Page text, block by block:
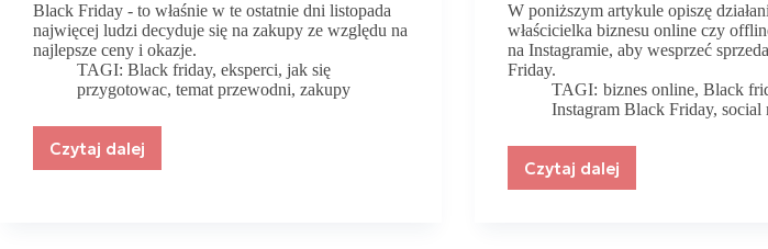
Black Friday - to właśnie w te ostatnie dni listopada
najwięcej ludzi decyduje się na zakupy ze względu na
najlepsze ceny i okazje.
TAGI: Black friday,eksperci,jak się
przygotowac, temat przewodni, zakupy
Czytaj dalej
Black
W poniższym artykule opiszę
właścicielka biznesu online czy
na Instagramie, aby wesprzeć
Friday.
TAGI: biznes online, Black
Instagram Black Friday,social
Czytaj dalej
Jak